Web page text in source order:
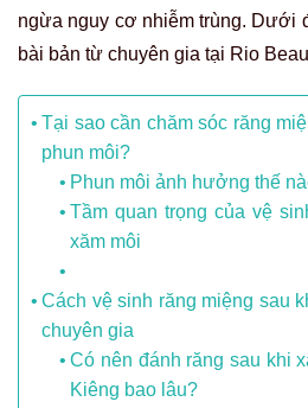
ngừa nguy cơ nhiễm trùng. Dưới
bài bản từ chuyên gia tại Rio
Tại sao cần chăm sóc răng
phun môi?
Phun môi ảnh hưởng thế
Tầm quan trọng của vệ
xăm môi
Cách vệ sinh răng miệng sau
chuyên gia
Có nên đánh răng sau khi
Kiêng bao lâu?